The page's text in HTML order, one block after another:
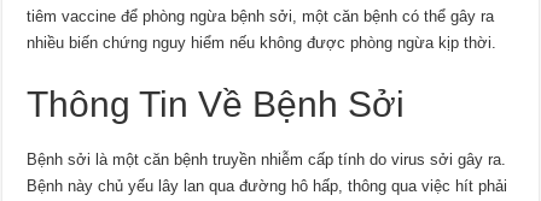
tiêm vaccine để phòng ngừa bệnh sởi, một căn bệnh có thể gây ra
nhiều biến chứng nguy hiểm nếu không được phòng ngừa kịp thời.
Thông Tin Về Bệnh Sởi
Bệnh sởi là một căn bệnh truyền nhiễm cấp tính do virus sởi gây ra.
Bệnh này chủ yếu lây lan qua đường hô hấp, thông qua việc hít phải